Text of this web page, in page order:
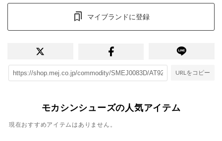
マイブランドに登録
URLをコピー
モカシンシューズの人気アイテム
現在おすすめアイテムはありません。